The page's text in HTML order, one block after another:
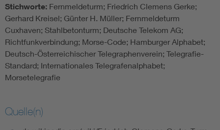
Stichworte: Fernmeldeturm; Friedrich Clemens Gerke;
Gerhard Kreisel; Günter H. Müller; Fernmeldeturm
Cuxhaven; Stahlbetonturm; Deutsche Telekom AG;
Richtfunkverbindung; Morse-Code; Hamburger Alphabet;
Deutsch-Österreichischer Telegraphenverein; Telegrafie-
Standard; Internationales Telegrafenalphabet;
Morsetelegrafie
Quelle(n)